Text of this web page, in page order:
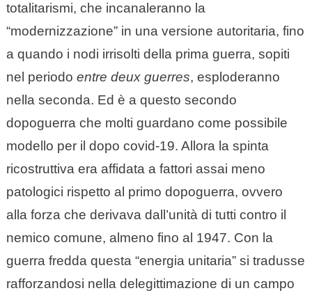
totalitarismi, che incanaleranno la
“modernizzazione” in una versione autoritaria, fino
a quando i nodi irrisolti della prima guerra, sopiti
nel periodo entre deux guerres, esploderanno
nella seconda. Ed è a questo secondo
dopoguerra che molti guardano come possibile
modello per il dopo covid-19. Allora la spinta
ricostruttiva era affidata a fattori assai meno
patologici rispetto al primo dopoguerra, ovvero
alla forza che derivava dall’unità di tutti contro il
nemico comune, almeno fino al 1947. Con la
guerra fredda questa “energia unitaria” si tradusse
rafforzandosi nella delegittimazione di un campo